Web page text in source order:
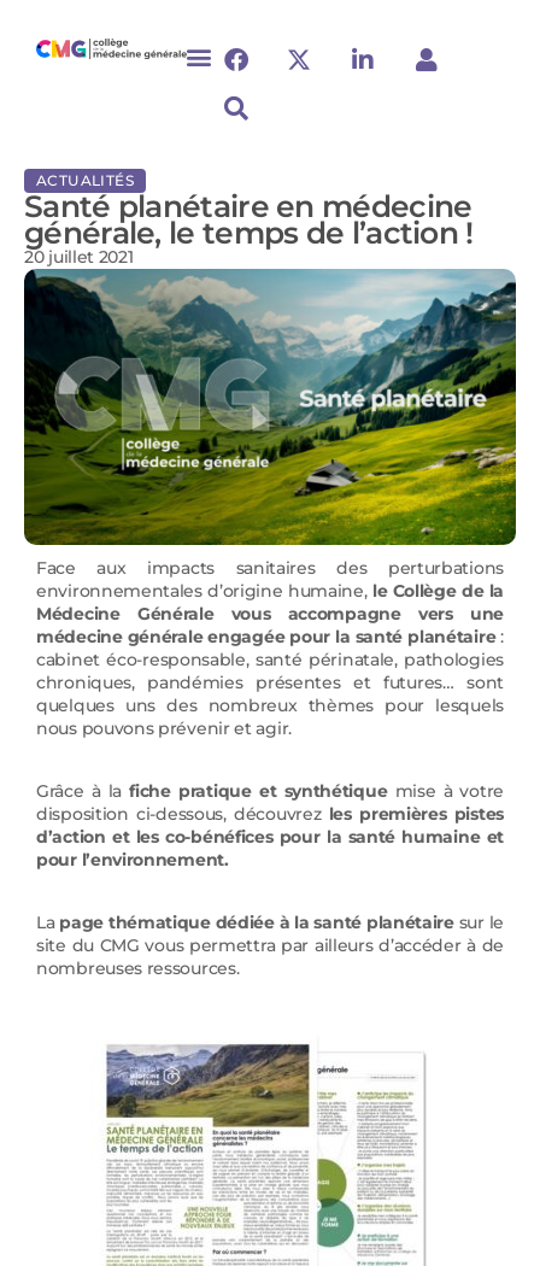
ACTUALITÉS
Santé planétaire en médecine
générale, le temps de l’action !
20 juillet 2021
Face aux impacts sanitaires des perturbations
environnementales d’origine humaine, le Collège de la
Médecine Générale vous accompagne vers une
médecine générale engagée pour la santé planétaire:
cabinet éco-responsable, santé périnatale, pathologies
chroniques, pandémies présentes et futures… sont
quelques uns des nombreux thèmes pour lesquels
nous pouvons prévenir et agir.
Grâce à lafiche pratique et synthétiquemise à votre
disposition ci-dessous, découvrez les premières pistes
d’action et les co-bénéfices pour la santé humaine et
pour l’environnement.
La page thématique dédiée à la santé planétairesur le
site du CMG vous permettra par ailleurs d’accéder à de
nombreuses ressources.